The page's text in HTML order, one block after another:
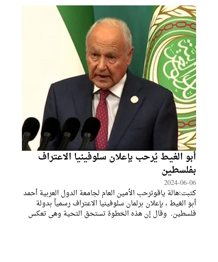
أبو الغيط يُرحب بإعلان سلوفينيا الاعتراف
بفلسطين
2024-06-06
كتبت:هالة ياقوترحب الأمين العام لجامعة الدول العربية أحمد
أبو الغيط ، بإعلان برلمان سلوفينيا الاعتراف رسمياً بدولة
فلسطين. وقال إن هذه الخطوة تستحق التحية وهي تعكس